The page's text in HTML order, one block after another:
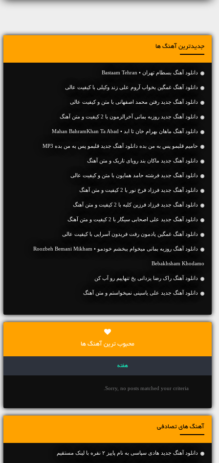
جدیدترین آهنگ ها
دانلود آهنگ بسطام تهران • Bastaam Tehran
دانلود آهنگ غمگین بخواب آروم علی زند وکیلی با کیفیت عالی
دانلود آهنگ جديد رفتن محمد اصفهانی با متن و کیفیت عالی
دانلود آهنگ جديد روزبه بمانی آخرالزمون با 2 کیفیت و متن آهنگ
دانلود آهنگ ماهان بهرام خان تا ابد • Mahan BahramKhan Ta Abad
حامیم قلبمو پس به من بده دانلود آهنگ جدید قلبمو پس به من بده MP3
دانلود آهنگ جديد ماکان بند رویای تاریک و متن آهنگ
دانلود آهنگ جديد فرشته حامد همایون با متن و کیفیت عالی
دانلود آهنگ جديد فرزاد فرخ نور با 2 کیفیت و متن آهنگ
دانلود آهنگ جديد فرزاد فرزین کلبه با 2 کیفیت و متن آهنگ
دانلود آهنگ جديد علی اصحابی سیگار با 2 کیفیت و متن آهنگ
دانلود آهنگ غمگین یادمون رفت فریدون آسرایی با کیفیت عالی
دانلود آهنگ روزبه بمانی میخوام ببخشم خودمو • Roozbeh Bemani Mikham
Bebakhsham Khodamo
دانلود آهنگ راک رضا یزدانی یخ تنهاییم رو آب کن
دانلود آهنگ جديد علی یاسینی نمیخواستم و متن آهنگ
محبوب ترین آهنگ ها
هفته
Sorry, no posts matched your criteria.
آهنگ های تصادفی
دانلود آهنگ جديد هادی سپاسی به نام پاییز ۲ نفره با لینک مستقیم